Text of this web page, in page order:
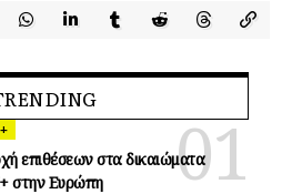
επιθέσεων στα δικαιώματα
στην Ευρώπη